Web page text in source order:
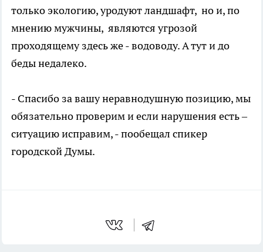
только экологию, уродуют ландшафт, но и, по
мнению мужчины, являются угрозой
проходящему здесь же - водоводу. А тут и до
беды недалеко.
- Спасибо за вашу неравнодушную позицию, мы
обязательно проверим и если нарушения есть –
ситуацию исправим, - пообещал спикер
городской Думы.